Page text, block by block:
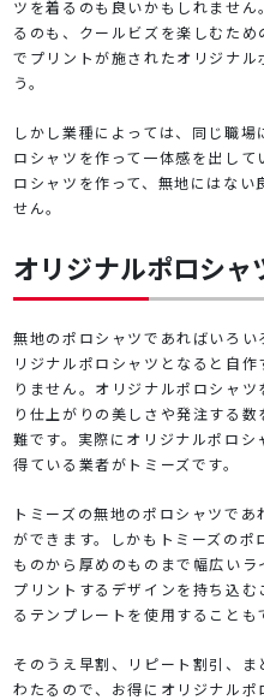
ツを着るのも良いかもしれませ
るのも、クールビズを楽しむた
でプリントが施されたオリジナ
う。
しかし業種によっては、同じ職
ロシャツを作って一体感を出し
ロシャツを作って、無地にはな
せん。
オリジナルポロシャ
無地のポロシャツであればいろ
リジナルポロシャツとなると自
りません。オリジナルポロシャ
り仕上がりの美しさや発注する
難です。実際にオリジナルポロ
得ている業者がトミーズです。
トミーズの無地のポロシャツで
ができます。しかもトミーズの
ものから厚めのものまで幅広い
プリントするデザインを持ち込
るテンプレートを使用することも
そのうえ早割、リピート割引、
わたるので、お得にオリジナル